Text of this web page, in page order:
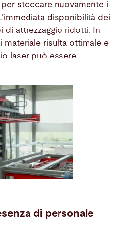
stoccare nuovamente i
disponibilità dei
di attrezzaggio ridotti. In
risulta ottimale e
laser può essere
di personale